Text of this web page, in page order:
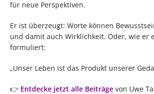
für neue Perspektiven.
Er ist überzeugt: Worte können
und damit auch Wirklichkeit. Oder, wie er
formuliert:
„Unser Leben ist das Produkt unserer
👉 Entdecke jetzt alle Beiträge von Uwe